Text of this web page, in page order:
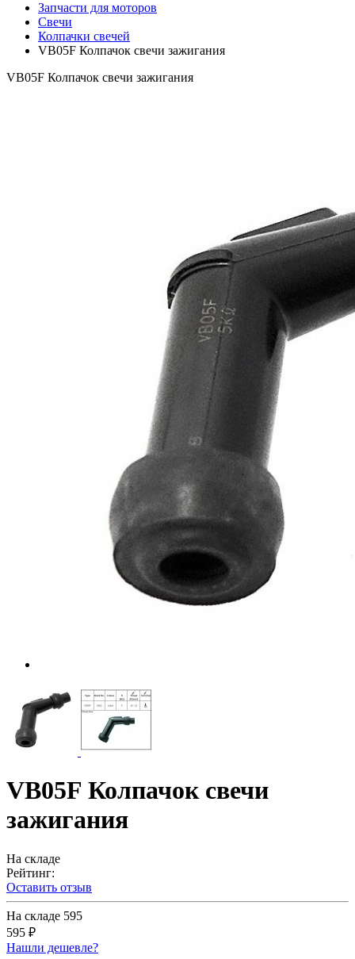
Запчасти для моторов
Свечи
Колпачки свечей
VB05F Колпачок свечи зажигания
VB05F Колпачок свечи зажигания
VB05F Колпачок свечи
зажигания
На складе
Рейтинг:
Оставить отзыв
На складе 595
595 ₽
Нашли дешевле?